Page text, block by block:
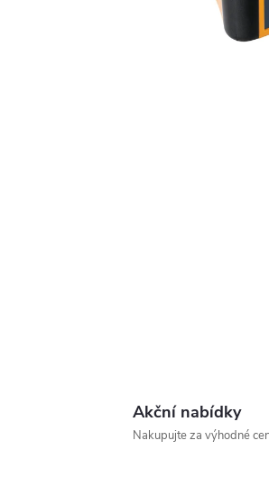
Akční nabídky
Nakupujte za výhodné